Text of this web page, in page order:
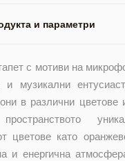
и параметри
с мотиви на
и музикални
в различни цветове
цветове като
и енергична